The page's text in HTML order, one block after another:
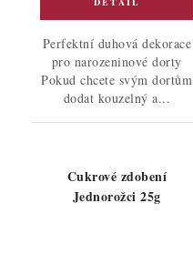
Perfektní duhová dekorace
pro narozeninové dorty
Pokud chcete svým dortům
dodat kouzelný a...
Cukrové zdobení
Jednorožci 25g